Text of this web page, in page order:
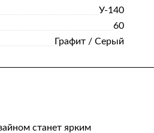
У-140
60
Графит / Серый
станет ярким